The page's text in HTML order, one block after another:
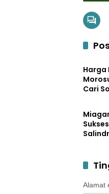
Harga
Cari
Alamat